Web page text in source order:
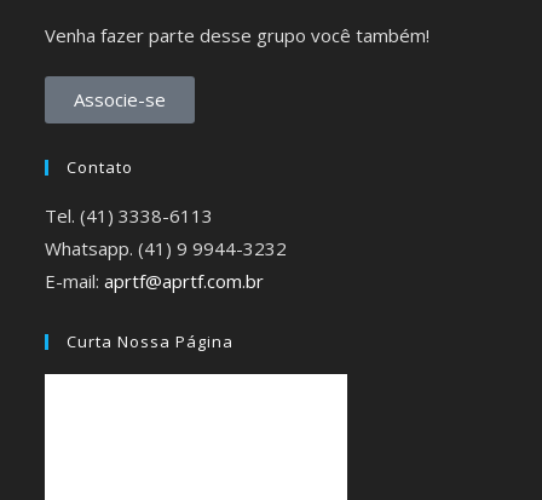
Venha fazer parte desse grupo você também!
Associe-se
Contato
Tel. (41) 3338-6113
Whatsapp. (41) 9 9944-3232
E-mail:aprtf@aprtf.com.br
Curta Nossa Página